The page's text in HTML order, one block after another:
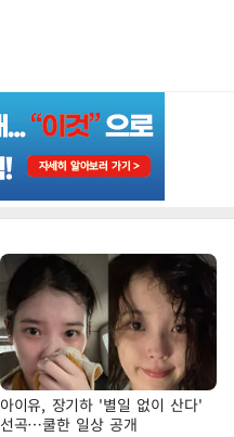
아이유, 장기하 '별일 없이 산다'
선곡…쿨한 일상 공개